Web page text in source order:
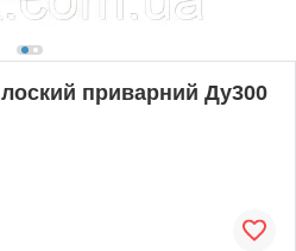
приварний Ду300